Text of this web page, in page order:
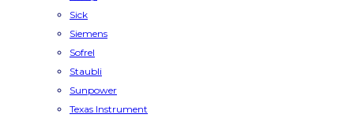
Sick
Siemens
Sofrel
Staubli
Sunpower
Texas Instrument